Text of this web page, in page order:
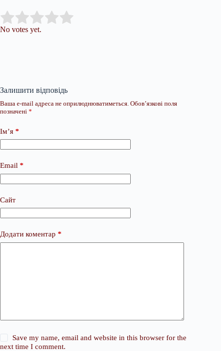
Rate this item:
No votes yet.
Залишити відповідь
Ваша e-mail адреса не оприлюднюватиметься. Обов’язкові поля
позначені *
Ім’я *
Email *
Сайт
Додати коментар *
Save my name, email and website in this browser for the
next time I comment.